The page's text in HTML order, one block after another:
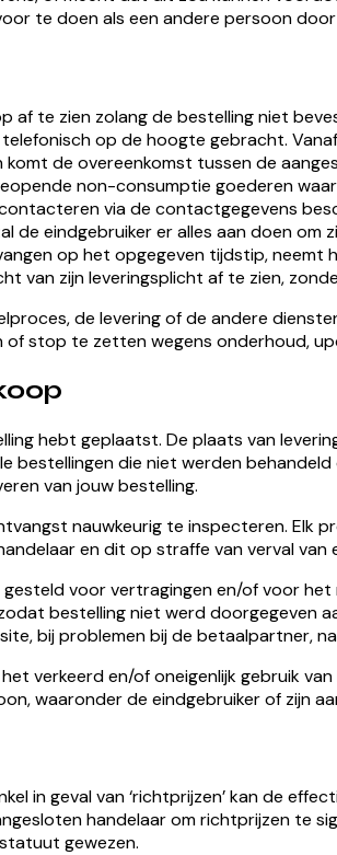
te doen als een andere persoon door
af te zien zolang de bestelling niet
op de hoogte gebracht.
de overeenkomst tussen de
non-consumptie goederen
via de contactgegevens
de eindgebruiker er alles aan doen
op het opgegeven tijdstip,
van zijn leveringsplicht af te zien,
de levering of de andere
stop te zetten wegens onderhoud,
hebt geplaatst. De plaats van
bestellingen die niet werden
van jouw bestelling.
nauwkeurig te inspecteren.
en dit op straffe van verval
voor vertragingen en/of voor
bestelling niet werd
bij problemen bij de betaalpartner,
verkeerd en/of oneigenlijk gebruik
waaronder de eindgebruiker of zijn
in geval van ‘richtprijzen’ kan de
handelaar om richtprijzen te
gewezen.